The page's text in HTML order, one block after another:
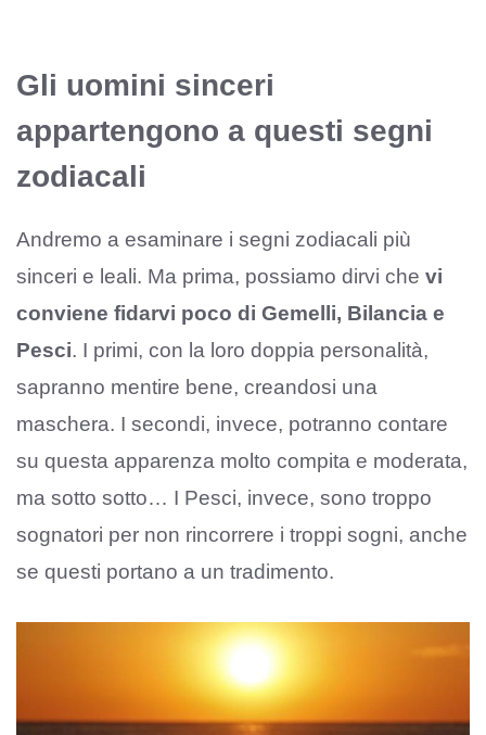
Gli uomini sinceri
appartengono a questi segni
zodiacali
Andremo a esaminare i segni zodiacali più
sinceri e leali. Ma prima, possiamo dirvi che vi
conviene fidarvi poco di Gemelli, Bilancia e
Pesci. I primi, con la loro doppia personalità,
sapranno mentire bene, creandosi una
maschera. I secondi, invece, potranno contare
su questa apparenza molto compita e moderata,
ma sotto sotto… I Pesci, invece, sono troppo
sognatori per non rincorrere i troppi sogni, anche
se questi portano a un tradimento.